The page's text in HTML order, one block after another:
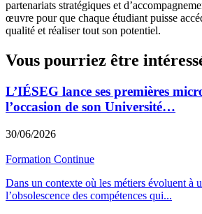
partenariats stratégiques et
œuvre pour que chaque étudiant puisse
qualité et réaliser tout son potentiel.
Vous pourriez être
L’IÉSEG lance ses premières
l’occasion de son Université…
30/06/2026
Formation Continue
Dans un contexte où les métiers évoluent à
l’obsolescence des compétences qui...